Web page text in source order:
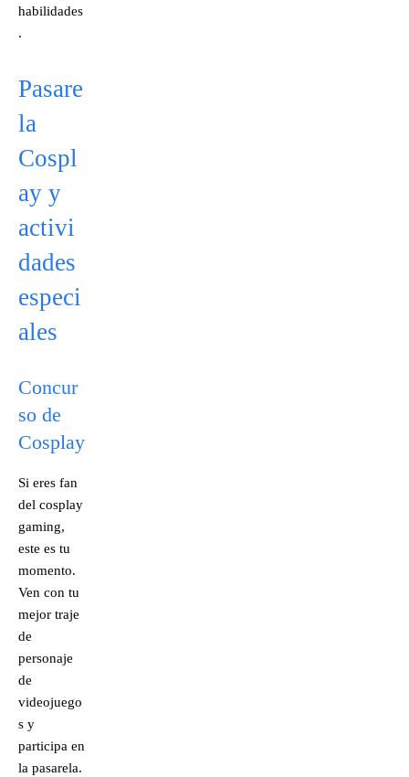
habilidades
.
Pasare
la
Cospl
ay y
activi
dades
especi
ales
Concur
so de
Cosplay
Si eres fan
del cosplay
gaming,
este es tu
momento.
Ven con tu
mejor traje
de
personaje
de
videojuego
s y
participa en
la pasarela.